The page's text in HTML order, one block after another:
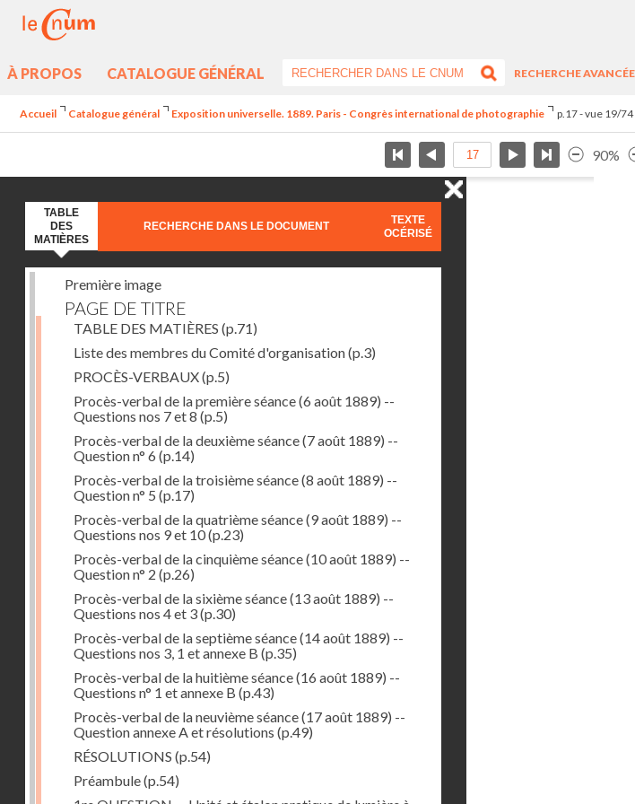
À PROPOS CATALOGUE GÉNÉRAL
RECHERCHE AVANCÉE
Accueil Catalogue général Exposition universelle. 1889. Paris - Congrès international de photographie p.17 - vue 19/74
90%
TABLE
DES
MATIÈRES
RECHERCHE DANS LE DOCUMENT
TEXTE
OCÉRISÉ
Première image
PAGE DE TITRE
TABLE DES MATIÈRES (p.71)
Liste des membres du Comité d'organisation(p.3)
PROCÈS-VERBAUX(p.5)
Procès-verbal de la première séance (6 août 1889) --
Questions nos 7 et 8 (p.5)
Procès-verbal de la deuxième séance (7 août 1889) --
Question n° 6 (p.14)
Procès-verbal de la troisième séance (8 août 1889) --
Question n° 5 (p.17)
Procès-verbal de la quatrième séance (9 août 1889) --
Questions nos 9 et 10(p.23)
Procès-verbal de la cinquième séance (10 août 1889) --
Question n° 2 (p.26)
Procès-verbal de la sixième séance (13 août 1889) --
Questions nos 4 et 3(p.30)
Procès-verbal de la septième séance (14 août 1889) --
Questions nos 3, 1 et annexe B (p.35)
Procès-verbal de la huitième séance (16 août 1889) --
Questions n° 1 et annexe B (p.43)
Procès-verbal de la neuvième séance (17 août 1889) --
Question annexe A et résolutions (p.49)
RÉSOLUTIONS (p.54)
Préambule(p.54)